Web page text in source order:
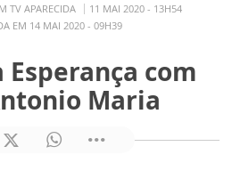
TV APARECIDA
11 MAI 2020 - 13H54
EM 14 MAI 2020 - 09H39
Esperança com
Maria